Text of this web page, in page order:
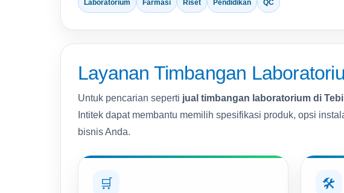
Laboratorium Farmasi Riset Pendidikan QC
Layanan Timbangan
Untuk pencarian seperti jual timbangan laboratorium di
Intitek dapat membantu memilih spesifikasi produk, opsi
bisnis Anda.
🛒 🛠️